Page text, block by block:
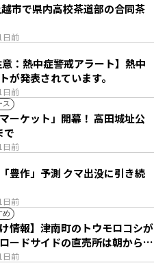
日前
市で県内高校茶道部の合同茶
日前
：熱中症警戒アラート】熱中
が発表されています。
ス
日前
ーケット」開幕！ 高田城址公
で
日前
測 クマ出没に引き続
め
日前
け情報】津南町のトウモロコシが
ードサイドの直売所は朝から長